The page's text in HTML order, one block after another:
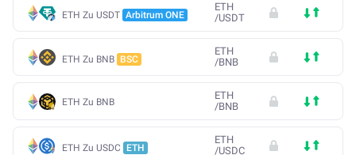
ETH Zu USDT Arbitrum ONE
ETH
/USDT
ETH Zu BNB BSC
ETH
/BNB
ETH Zu BNB
ETH
/BNB
ETH Zu USDC ETH
ETH
/USDC